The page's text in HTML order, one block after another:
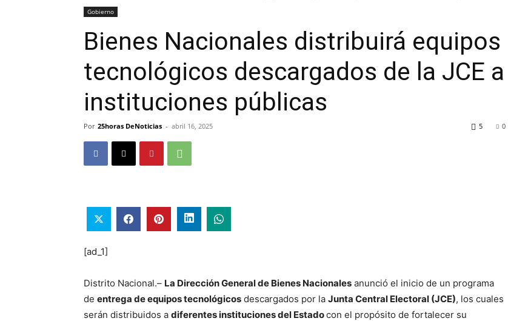
Gobierno
Bienes Nacionales distribuirá equipos
tecnológicos descargados de la JCE a
instituciones públicas
Por 25horas DeNoticias - abril 16, 2025 0
5
[ad_1]
Distrito Nacional.– La Dirección General de Bienes Nacionales anunció el inicio de un programa
de entrega de equipos tecnológicos descargados por la Junta Central Electoral (JCE), los cuales
serán distribuidos a diferentes instituciones del Estadocon el propósito de fortalecer su